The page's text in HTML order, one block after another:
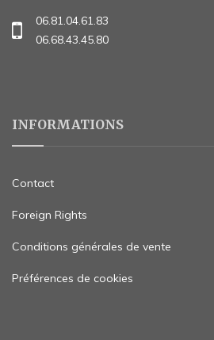
06.81.04.61.83
06.68.43.45.80
INFORMATIONS
Contact
Foreign Rights
Conditions générales de vente
Préférences de cookies